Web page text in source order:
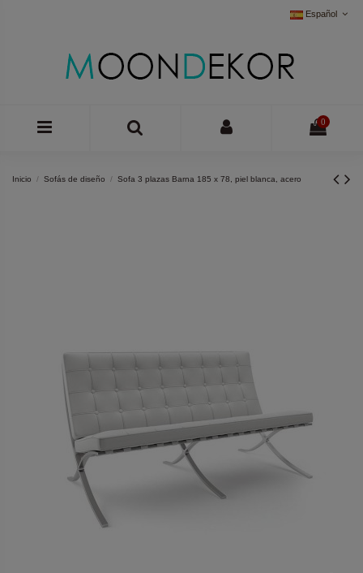
Español
0
Inicio Sofás de diseño Sofa 3 plazas Barna 185 x 78, piel blanca, acero